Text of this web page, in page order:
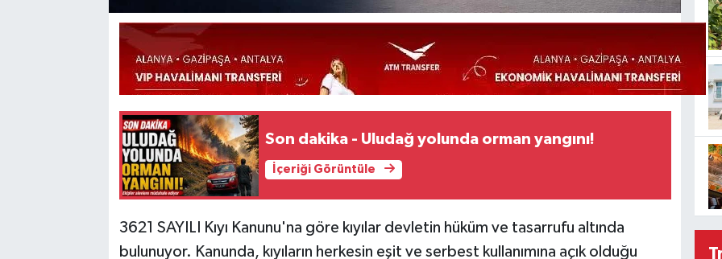
Son dakika - Uludağ yolunda orman yangını!
İçeriği Görüntüle
3621 SAYILI Kıyı Kanunu'na göre kıyılar devletin hüküm ve tasarrufu altında
bulunuyor. Kanunda, kıyıların herkesin eşit ve serbest kullanımına açık olduğu